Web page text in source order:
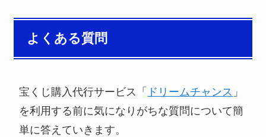
よくある質問
宝くじ購入代行サービス「 ドリームチャンス 」
を利用する前に気になりがちな質問について簡
単に答えていきます。